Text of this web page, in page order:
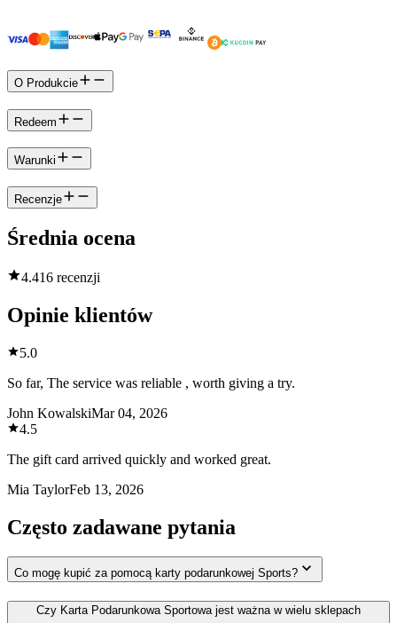
O Produkcie
Redeem
Warunki
Recenzje
Średnia ocena
4.416 recenzji
Opinie klientów
5.0
So far, The service was reliable , worth giving a try.
John KowalskiMar 04, 2026
4.5
The gift card arrived quickly and worked great.
Mia TaylorFeb 13, 2026
Często zadawane pytania
Co mogę kupić za pomocą karty podarunkowej Sports?
Czy Karta Podarunkowa Sportowa jest ważna w wielu sklepach